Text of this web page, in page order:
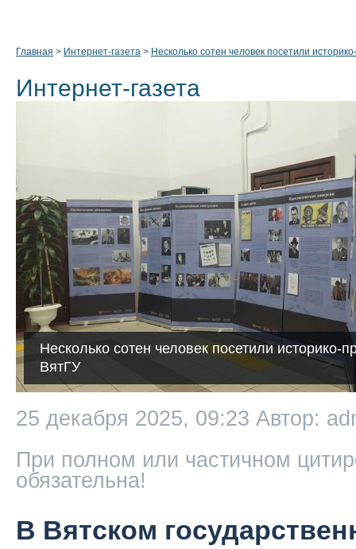
Главная > Интернет-газета > Несколько сотен человек посетили
Интернет-газета
Несколько сотен человек посетили историко-
ВятГУ
25 декабря 2025, 09:23 Автор:
При полном или частичном
обязательна!
В Вятском